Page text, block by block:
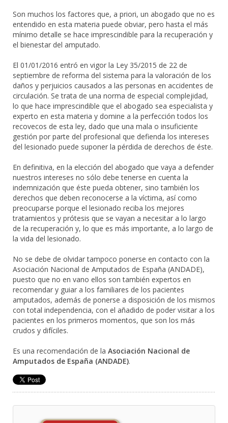
Son muchos los factores que, a priori, un abogado que no es
entendido en esta materia puede obviar, pero hasta el más
mínimo detalle se hace imprescindible para la recuperación y
el bienestar del amputado.
El 01/01/2016 entró en vigor la Ley 35/2015 de 22 de
septiembre de reforma del sistema para la valoración de los
daños y perjuicios causados a las personas en accidentes de
circulación. Se trata de una norma de especial complejidad,
lo que hace imprescindible que el abogado sea especialista y
experto en esta materia y domine a la perfección todos los
recovecos de esta ley, dado que una mala o insuficiente
gestión por parte del profesional que defienda los intereses
del lesionado puede suponer la pérdida de derechos de éste.
En definitiva, en la elección del abogado que vaya a defender
nuestros intereses no sólo debe tenerse en cuenta la
indemnización que éste pueda obtener, sino también los
derechos que deben reconocerse a la víctima, así como
preocuparse porque el lesionado reciba los mejores
tratamientos y prótesis que se vayan a necesitar a lo largo
de la recuperación y, lo que es más importante, a lo largo de
la vida del lesionado.
No se debe de olvidar tampoco ponerse en contacto con la
Asociación Nacional de Amputados de España (ANDADE),
puesto que no en vano ellos son también expertos en
recomendar y guiar a los familiares de los pacientes
amputados, además de ponerse a disposición de los mismos
con total independencia, con el añadido de poder visitar a los
pacientes en los primeros momentos, que son los más
crudos y difíciles.
Es una recomendación de la Asociación Nacional de
Amputados de España (ANDADE).